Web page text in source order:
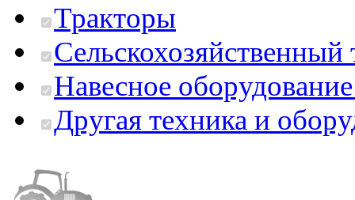
Тракторы
Сельскохозяйственный
Навесное
Другая техника и